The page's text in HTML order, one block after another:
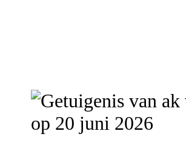
op 20 juni 2026